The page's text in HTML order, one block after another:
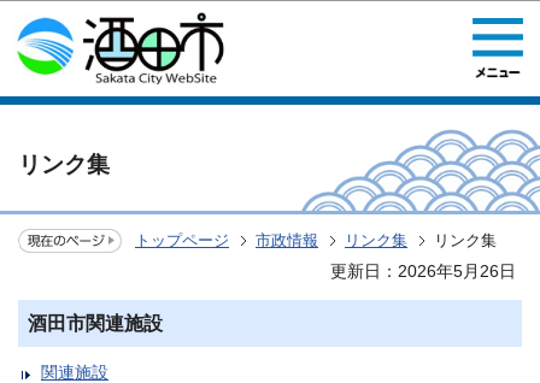
このページの本文へ移動
リンク集
トップページ 市政情報 リンク集 リンク集
更新日：2026年5月26日
酒田市関連施設
関連施設